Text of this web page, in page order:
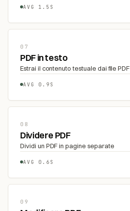
AVG 1.5S
07
PDF in testo
Estrai il contenuto testuale dai file PDF
AVG 0.9S
08
Dividere PDF
Dividi un PDF in pagine separate
AVG 0.6S
09